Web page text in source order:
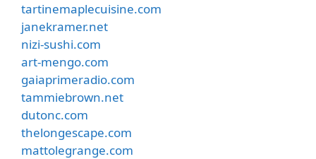
tartinemaplecuisine.com
janekramer.net
nizi-sushi.com
art-mengo.com
gaiaprimeradio.com
tammiebrown.net
dutonc.com
thelongescape.com
mattolegrange.com